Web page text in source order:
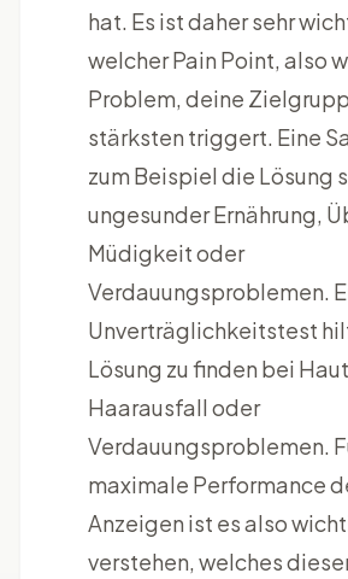
hat. Es ist daher sehr
welcher Pain Point, also
Problem, deine
stärksten triggert. Eine
zum Beispiel die Lösung
ungesunder Ernährung,
Müdigkeit oder
Verdauungsproblemen.
Unverträglichkeitstest
Lösung zu finden bei
Haarausfall oder
Verdauungsproblemen.
maximale Performance
Anzeigen ist es also
verstehen, welches